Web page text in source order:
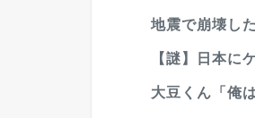
地震で崩壊し
【謎】日本に
大豆くん「俺